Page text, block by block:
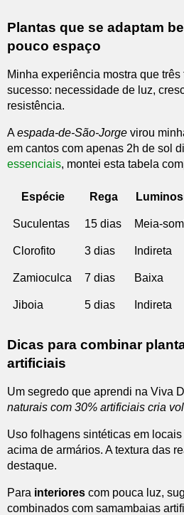
Plantas que se adaptam
pouco espaço
Minha experiência mostra que
sucesso: necessidade de luz,
resistência.
Aespada-de-São-Jorge virou
em cantos com apenas 2h de sol
essenciais, montei esta tabela
Espécie Rega
Suculentas 15 dias Meia-
Clorofito 3 dias Indireta
Zamioculca 7 dias Baixa
Jiboia 5 dias Indireta
Dicas para combinar
artificiais
Um segredo que aprendi na Viva
naturais com 30% artificiais cria
Uso folhagens sintéticas em
acima de armários. A textura das
destaque.
Para interiores com pouca luz,
combinados com samambaias